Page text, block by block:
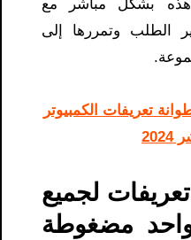
هذه بشكل مباشر مع
الطلب وتمررها إلى
تعريفات الكمبيوتر
لجميع
واحد مضغوطة